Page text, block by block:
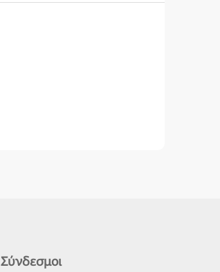
Σύνδεσμοι